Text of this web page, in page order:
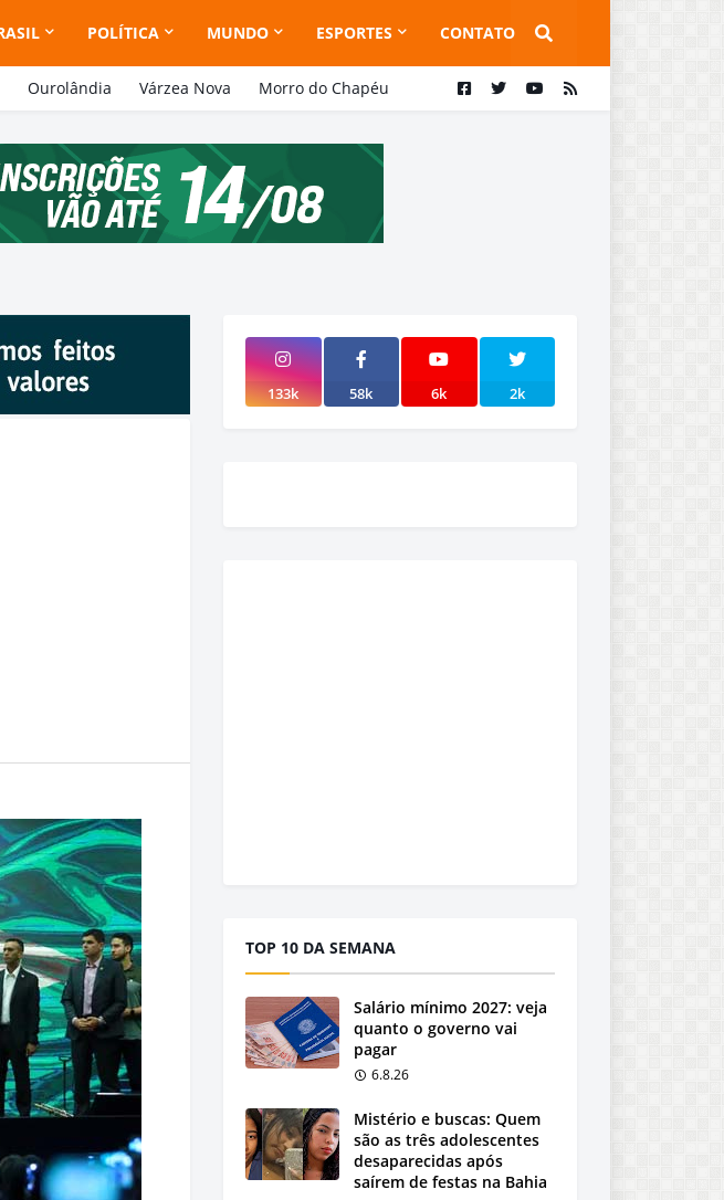
POLÍTICA MUNDO ESPORTES CONTATO
Ourolândia Várzea Nova Morro do Chapéu
133k 58k 6k 2k
TOP 10 DA SEMANA
Salário mínimo 2027: veja
quanto o governo vai
pagar
6.8.26
Mistério e buscas: Quem
são as três adolescentes
desaparecidas após
saírem de festas na Bahia